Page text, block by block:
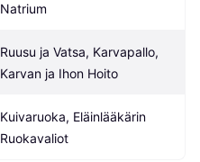
Natrium
Ruusu ja Vatsa, Karvapallo,
Karvan ja Ihon Hoito
Kuivaruoka, Eläinlääkärin
Ruokavaliot